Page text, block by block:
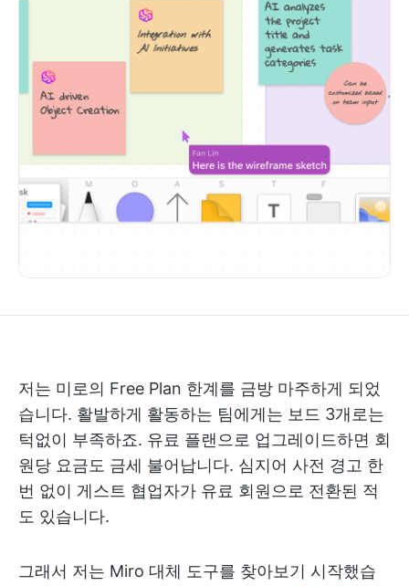
저는 미로의 Free Plan 한계를 금방 마주하게 되었
습니다. 활발하게 활동하는 팀에게는 보드 3개로는
턱없이 부족하죠. 유료 플랜으로 업그레이드하면 회
원당 요금도 금세 불어납니다. 심지어 사전 경고 한
번 없이 게스트 협업자가 유료 회원으로 전환된 적
도 있습니다.
그래서 저는 Miro 대체 도구를 찾아보기 시작했습